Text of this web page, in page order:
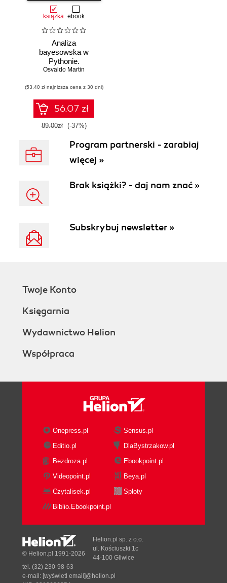
książka ebook
Analiza
bayesowska w
Pythonie.
Praktyczny
modelowaniu
probabilistycznym.
Wydanie III
Osvaldo Martin
(53,40 zł najniższa cena z 30 dni)
56.07 zł
89.00zł (-37%)
Program partnerski - zarabiaj
więcej »
Brak książki? - daj nam znać »
Subskrybuj newsletter »
Twoje Konto
Księgarnia
Wydawnictwo Helion
Współpraca
Onepress.pl
Sensus.pl
Editio.pl
DlaBystrzakow.pl
Bezdroza.pl
Ebookpoint.pl
Videopoint.pl
Beya.pl
Czytalisek.pl
Sploty
Biblio.Ebookpoint.pl
© Helion.pl 1991-2026
Helion.pl sp. z o.o.
ul. Kościuszki 1c
44-100 Gliwice
tel. (32) 230-98-63
e-mail: [wyświetl email]@helion.pl